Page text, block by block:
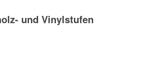
und Vinylstufen